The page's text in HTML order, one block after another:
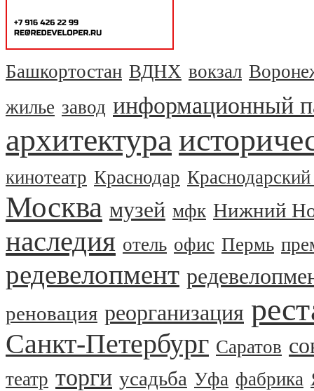
Башкортостан ВДНХ вокзал
жилье завод информационный
архитектура
кинотеатр Краснодар
Москва музей мфк Нижний
наследия отель офис Пермь
редевелопмент
реновация реорганизация
Санкт-Петербург Саратов
театр торги усадьба Уфа фабрика